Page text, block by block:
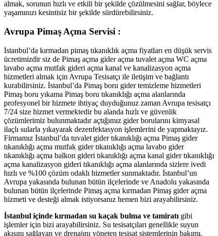
almak, sorunun hızlı ve etkili bir şekilde çözülmesini sağlar, böylece
yaşamınızı kesintisiz bir şekilde sürdürebilirsiniz.
Avrupa Pimaş Açma Servisi :
İstanbul’da kırmadan pimaş tıkanıklık açma fiyatları en düşük servis
ücretimizdir siz de Pimaş açma gider açma tuvalet açma WC açma
lavabo açma mutfak gideri açma kanal ve kanalizasyon açma
hizmetleri almak için Avrupa Tesisatçı ile iletişim ve bağlantı
kurabilirsiniz. İstanbul’da Pimaş boru gider temizleme hizmetleri
Pimaş boru yıkama Pimaş boru tıkanıklığı açma alanlarında
profesyonel bir hizmete ihtiyaç duyduğunuz zaman Avrupa tesisatçı
7/24 size hizmet vermektedir bu alanda hızlı ve güvenlik
çözümlerimiz bulunmaktadır açtığımız gider borularını kimyasal
ilaçlı sularla yıkayarak dezenfektasyon işlemlerini de yapmaktayız.
Firmamız İstanbul’da tuvalet gider tıkanıklığı açma Pimaş gider
tıkanıklığı açma mutfak gider tıkanıklığı açma lavabo gider
tıkanıklığı açma balkon gideri tıkanıklığı açma kanal gider tıkanıklığı
açma kanalizasyon gideri tıkanıklığı açma alanlarında sizlere ivedi
hızlı ve %100 çözüm odaklı hizmetler sunmaktadır. İstanbul’un
Avrupa yakasında bulunan bütün ilçelerinde ve Anadolu yakasında
bulunan bütün ilçelerinde Pimaş açma kırmadan Pimaş gider açma
hizmeti ve desteği almak istiyorsanız hemen bizi arayabilirsiniz.
İstanbul içinde kırmadan su kaçak bulma ve tamiratı gibi
işlemler için bizi arayabilirsiniz. Su tesisatçıları genellikle suyun
akışını sağlayan ve drenajını yöneten tesisat sistemlerinin bakımı,